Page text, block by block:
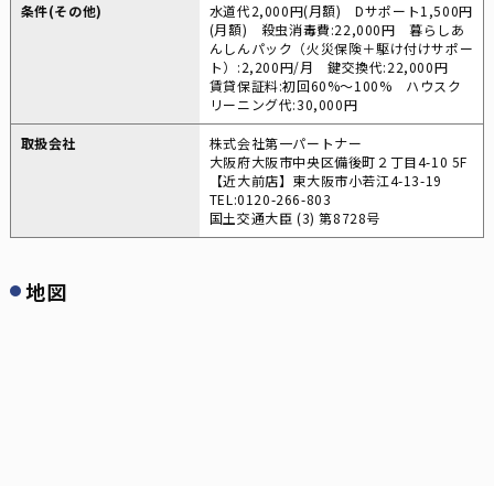
条件(その他)
水道代2,000円(月額) Dサポート1,500円
(月額) 殺虫消毒費:22,000円 暮らしあ
んしんパック（火災保険＋駆け付けサポー
ト）:2,200円/月 鍵交換代:22,000円
賃貸保証料:初回60%～100% ハウスク
リーニング代:30,000円
取扱会社
株式会社第一パートナー
大阪府大阪市中央区備後町２丁目4-10 5F
【近大前店】東大阪市小若江4-13-19
TEL:0120-266-803
国土交通大臣 (3) 第8728号
地図